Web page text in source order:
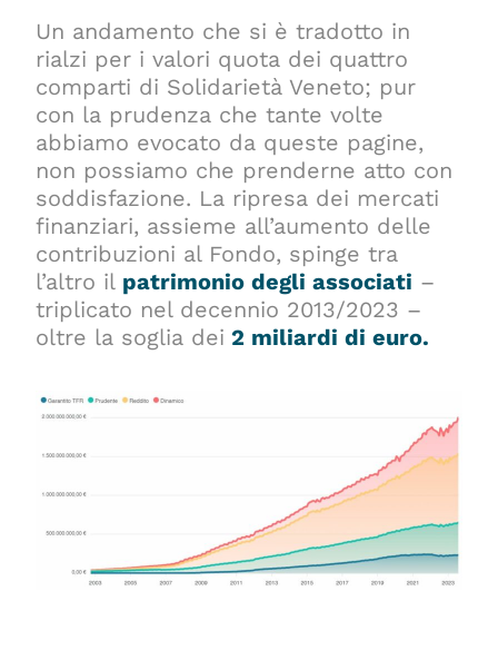
Un andamento che si è tradotto in
rialzi per i valori quota dei quattro
comparti di Solidarietà Veneto; pur
con la prudenza che tante volte
abbiamo evocato da queste pagine,
non possiamo che prenderne atto con
soddisfazione. La ripresa dei mercati
finanziari, assieme all’aumento delle
contribuzioni al Fondo, spinge tra
l’altro il patrimonio degli associati –
triplicato nel decennio 2013/2023 –
oltre la soglia dei 2 miliardi di euro.